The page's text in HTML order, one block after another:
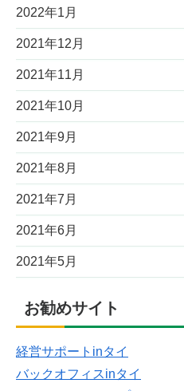
2022年1月
2021年12月
2021年11月
2021年10月
2021年9月
2021年8月
2021年7月
2021年6月
2021年5月
お勧めサイト
経営サポートinタイ
バックオフィスinタイ